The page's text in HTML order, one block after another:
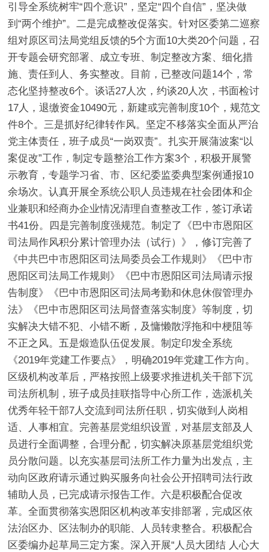
引导全系统树牢“四个意识”，坚定“四个自信”，坚决做
到“两个维护”。 二是完成整改促落实。针对区委第二巡察
组对原区司法局党组反馈的5个方面10大类20个问题，召
开专题会研究部署、成立专班、制定整改方案、细化措
施、责任到人、务实整改。目前，已整改问题14个，常
态化坚持整改6个。谈话27人次，约谈20人次，书面检讨
17人，退缴资金10490元，新建或完善制度10个，规范文
件8个。 三是抓好纪律转作风。 坚定不移落实全面从严治
党主体责任，班子成员“一岗双责”。扎实开展蒲波案“以
案促改”工作，制定专题整治工作方案3个，积极开展警
示教育，专题学习省、市、区纪委监委典型案例通报10
余场次。认真开展全系统公职人员违规在社会团体和企
业兼职和经商办企业情况清理自查整改工作，签订承诺
书41份。 四是完善制度强规范。制定了《巴中市恩阳区
司法局作风积分累计管理办法（试行）》，修订完善了
《中共巴中市恩阳区司法局委员会工作规则》《巴中市
恩阳区司法局工作规则》《巴中市恩阳区司法局请示报
告制度》《巴中市恩阳区司法局考勤和休息休假管理办
法》《巴中市恩阳区司法局督查落实制度》等制度，切
实解决大错不犯、小错不断，及慵懒散浮拖和中梗阻等
不正之风。 五是煅造队伍促发展。制定印发全系统
《2019年党建工作要点》，明确2019年党建工作方向。
区级机构改革后，严格按照上级要求推进机关干部下沉
司法所机制，班子成员挂联指导中心所工作，选派机关
优秀年轻干部7人交流到司法所任职，切实做到人岗相
适、人事相宜。完善基层党组织设置，对基层支部及人
员进行全面调整，合理分配，切实解决原基层党组织党
员分散问题。以充实基层司法所工作力量为出发点，主
动向区政府请示通过购买服务向社会公开招聘司法行政
辅助人员，已完成请示报告工作。 六是积极配合促改
革。全面贯彻落实恩阳区机构改革安排部署，完成区依
法治区办、区法制办的职能、人员转隶整合。积极配合
区委编办起草局三定方案。深入开展“人员大团结 人心大